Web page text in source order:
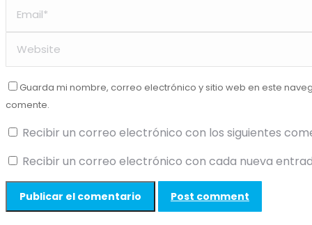
Guarda mi nombre, correo electrónico y sitio web en este
comente.
Recibir un correo electrónico con los siguientes
Recibir un correo electrónico con cada nueva
Post comment